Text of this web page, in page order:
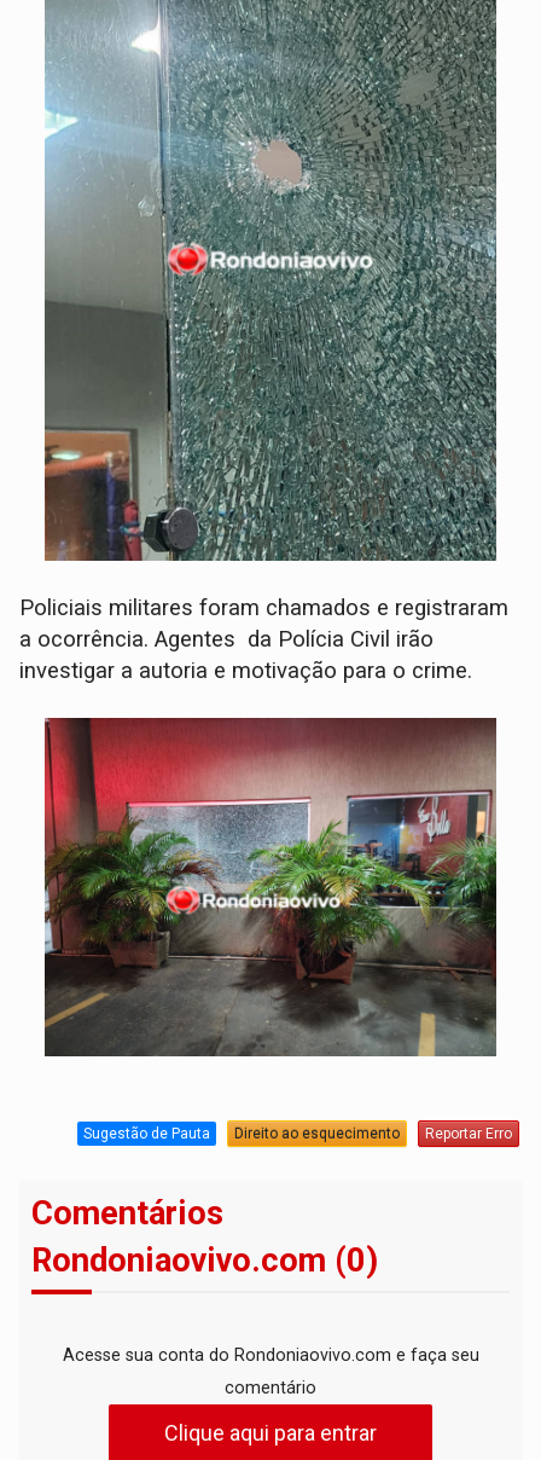
Policiais militares foram chamados e registraram
a ocorrência. Agentes da Polícia Civil irão
investigar a autoria e motivação para o crime.
Sugestão de Pauta Direito ao esquecimento Reportar Erro
Comentários
Rondoniaovivo.com (0)
Acesse sua conta do Rondoniaovivo.com e faça seu
comentário
Clique aqui para entrar